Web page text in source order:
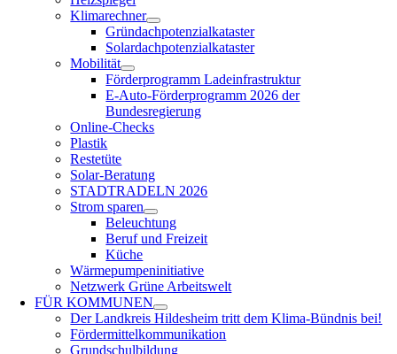
Klimarechner
Gründachpotenzialkataster
Solardachpotenzialkataster
Mobilität
Förderprogramm Ladeinfrastruktur
E-Auto-Förderprogramm 2026 der
Bundesregierung
Online-Checks
Plastik
Restetüte
Solar-Beratung
STADTRADELN 2026
Strom sparen
Beleuchtung
Beruf und Freizeit
Küche
Wärmepumpeninitiative
Netzwerk Grüne Arbeitswelt
FÜRKOMMUNEN
Der Landkreis Hildesheim tritt dem Klima-Bündnis bei!
Fördermittelkommunikation
Grundschulbildung